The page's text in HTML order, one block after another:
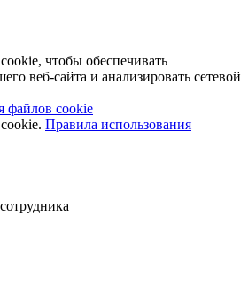
чтобы обеспечивать
веб-сайта и анализировать сетевой
файлов cookie
Правила использования